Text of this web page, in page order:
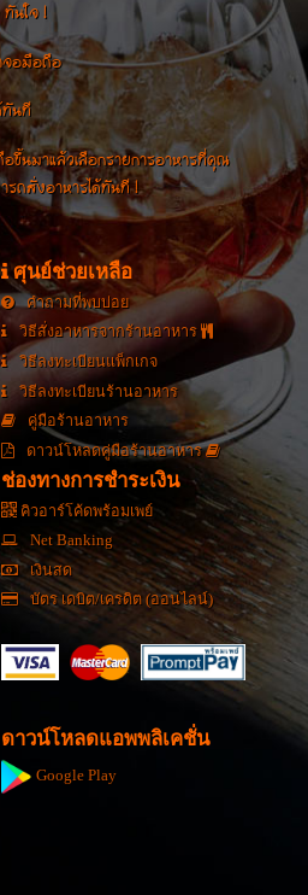
นใจ !
จอมือถือ
ทันที
ขึ้นมาแล้วเลือกรายการอาหารที่คุณ
รถสั่งอาหารได้ทันที !
ศุนย์ช่วยเหลือ
คำถามที่พบบ่อย
วิธีสั่งอาหารจากร้านอาหาร
วิธีลงทะเบียนแพ็กเกจ
วิธีลงทะเบียนร้านอาหาร
คู่มือร้านอาหาร
ดาวน์โหลดคู่มือร้านอาหาร
ช่องทางการชำระเงิน
คิวอาร์โค้ดพร้อมเพย์
Net Banking
เงินสด
บัตร เดบิต/เครดิต (ออนไลน์)
ดาวน์โหลดแอพพลิเคชั่น
Google Play